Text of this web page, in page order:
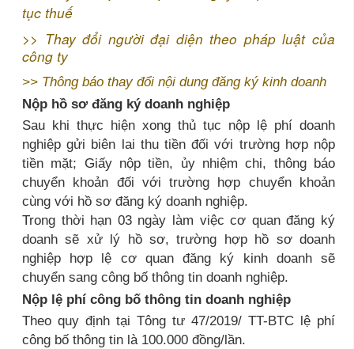
tục thuế
>> Thay đổi người đại diện theo pháp luật của
công ty
>> Thông báo thay đổi nội dung đăng ký kinh doanh
Nộp hồ sơ đăng ký doanh nghiệp
Sau khi thực hiện xong thủ tục nộp lệ phí doanh
nghiệp gửi biên lai thu tiền đối với trường hợp nộp
tiền mặt; Giấy nộp tiền, ủy nhiệm chi, thông báo
chuyển khoản đối với trường hợp chuyển khoản
cùng với hồ sơ đăng ký doanh nghiệp.
Trong thời hạn 03 ngày làm việc cơ quan đăng ký
doanh sẽ xử lý hồ sơ, trường hợp hồ sơ doanh
nghiệp hợp lệ cơ quan đăng ký kinh doanh sẽ
chuyển sang công bố thông tin doanh nghiệp.
Nộp lệ phí công bố thông tin doanh nghiệp
Theo quy định tại Tông tư 47/2019/ TT-BTC lệ phí
công bố thông tin là 100.000 đồng/lần.